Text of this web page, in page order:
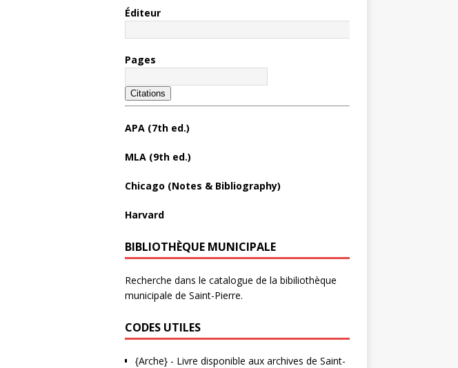
Éditeur
Pages
Citations
APA (7th ed.)
MLA (9th ed.)
Chicago (Notes & Bibliography)
Harvard
BIBLIOTHÈQUE MUNICIPALE
Recherche dans le catalogue de la bibiliothèque
municipale de Saint-Pierre.
CODES UTILES
{Arche}- Livre disponible aux archives de Saint-